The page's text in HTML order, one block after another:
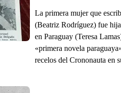
La primera mujer que
(Beatriz Rodríguez) fue
en Paraguay (Teresa
«primera novela
recelos del Crononauta en